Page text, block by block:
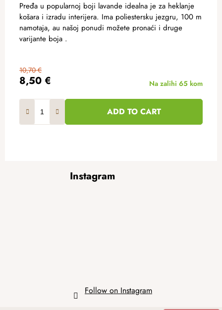
8,50 €
10,70 €
Na zalihi 65 kom
ADD TO CART
Pređa u popularnoj boji lavande idealna je za heklanje
košara i izradu interijera. Ima poliestersku jezgru, 100 m
namotaja, au našoj ponudi možete pronaći i druge
varijante boja .
Instagram
Follow on Instagram